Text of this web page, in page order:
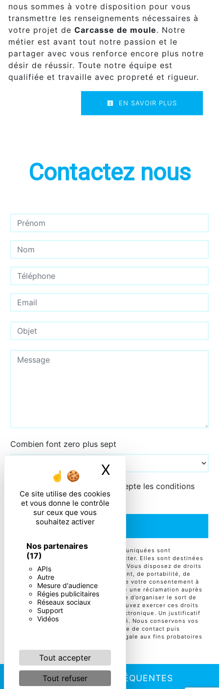
Ce site utilise des cookies
et vous donne le contrôle
sur ceux que vous
souhaitez activer
Nos partenaires
(17)
APIs
Autre
Mesure d'audience
Régies publicitaires
Réseaux sociaux
Support
Vidéos
Tout accepter
Tout refuser
X Masquer le
nous sommes à votre disposition pour vous
transmettre les renseignements nécessaires à
votre projet de Carcasse de moule. Notre
métier est avant tout notre passion et le
partager avec vous renforce encore plus notre
désir de réussir. Toute notre équipe est
qualifiée et travaille avec propreté et rigueur.
EN SAVOIR PLUS
Contactez nous
Combien font zero plus sept
En cochant cette case, j'accepte les conditions
particulières ci-dessous **
ENVOYER
** Les données personnelles communiquées sont
nécessaires aux fins de vous contacter. Elles sont destinées
à l'entreprise et ses sous-traitants. Vous disposez de droits
d’accès, de rectification, d’effacement, de portabilité, de
limitation, d’opposition, de retrait de votre consentement à
tout moment et du droit d’introduire une réclamation auprès
d’une autorité de contrôle, ainsi que d’organiser le sort de
vos données post-mortem. Vous pouvez exercer ces droits
par voie postale ou par courrier électronique. Un justificatif
d'identité pourra vous être demandé. Nous conservons vos
données pendant la période de prise de contact puis
pendant la durée de prescription légale aux fins probatoires
RECHERCHES FRÉQUENTES